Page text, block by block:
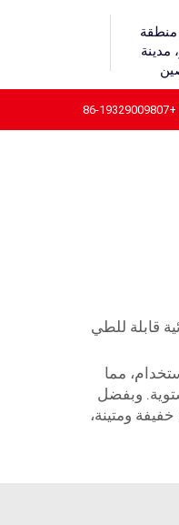
منطقة
مدينة
+86-19329009807
قابلة للطي
مما
وبفضل
ومتينة،